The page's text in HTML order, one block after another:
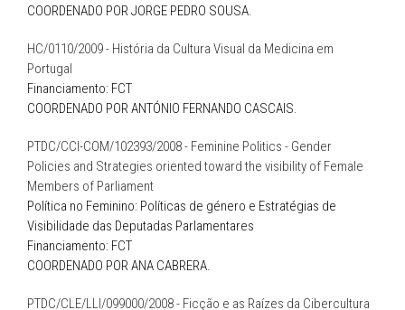
COORDENADO POR JORGE PEDRO SOUSA.
HC/0110/2009 - História da Cultura Visual da Medicina em
Portugal
Financiamento: FCT
COORDENADO POR ANTÓNIO FERNANDO CASCAIS.
PTDC/CCI-COM/102393/2008 - Feminine Politics - Gender
Policies and Strategies oriented toward the visibility of Female
Members of Parliament
Política no Feminino: Políticas de género e Estratégias de
Visibilidade das Deputadas Parlamentares
Financiamento: FCT
COORDENADO POR ANA CABRERA.
PTDC/CLE/LLI/099000/2008 - Ficção e as Raízes da Cibercultura